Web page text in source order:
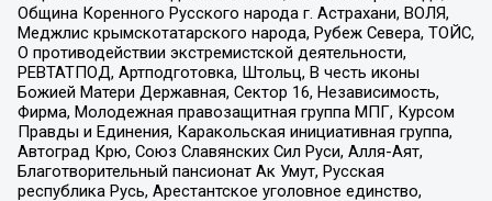
Община Коренного Русского народа г. Астрахани, ВОЛЯ,
Меджлис крымскотатарского народа, Рубеж Севера, ТОЙС,
О противодействии экстремистской деятельности,
РЕВТАТПОД, Артподготовка, Штольц, В честь иконы
Божией Матери Державная, Сектор 16, Независимость,
Фирма, Молодежная правозащитная группа МПГ, Курсом
Правды и Единения, Каракольская инициативная группа,
Автоград Крю, Союз Славянских Сил Руси, Алля-Аят,
Благотворительный пансионат Ак Умут, Русская
республика Русь, Арестантское уголовное единство,